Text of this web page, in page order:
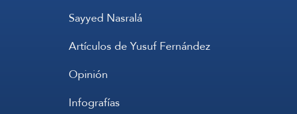
Sayyed Nasralá
Artículos de Yusuf Fernández
Opinión
Infografías